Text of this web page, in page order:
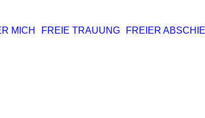
MICH FREIE TRAUUNG FREIER